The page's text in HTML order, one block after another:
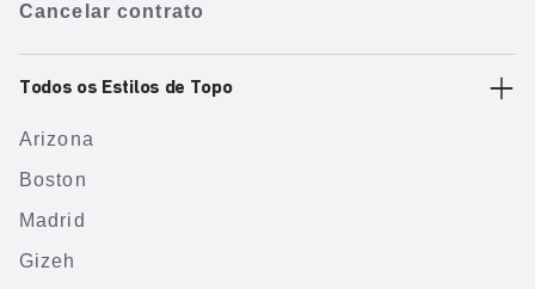
Cancelar contrato
Todos os Estilos de Topo
Arizona
Boston
Madrid
Gizeh